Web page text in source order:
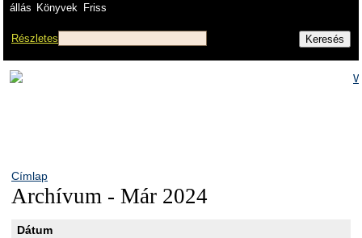
állás Könyvek Friss
Részletes
Címlap
Archívum - Már 2024
Dátum